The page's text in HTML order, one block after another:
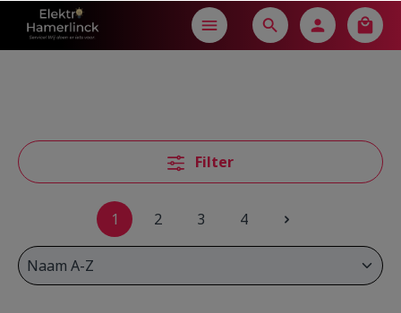
content
Filter
1 2 3 4